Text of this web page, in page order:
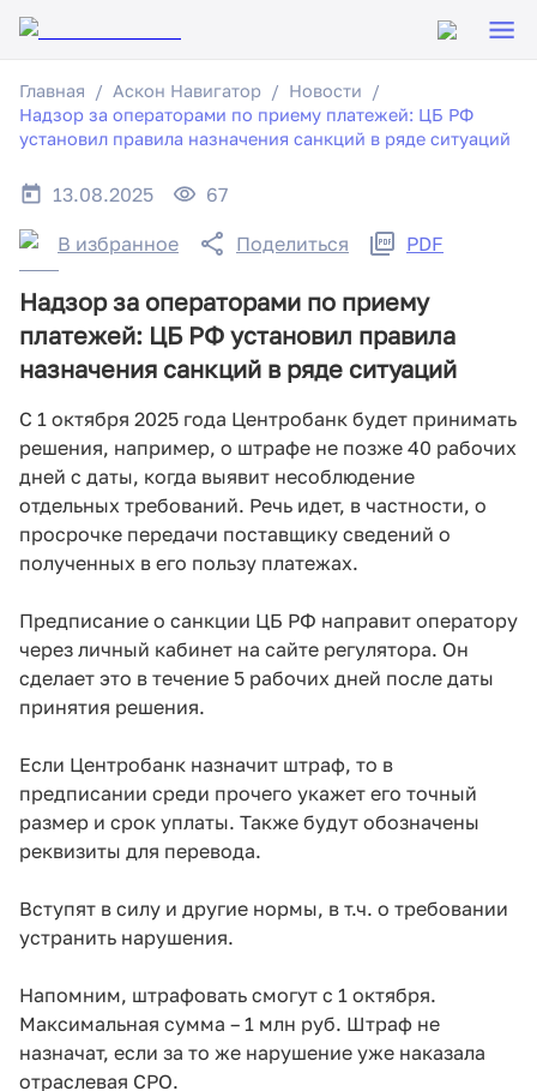
Главная Аскон Навигатор
Новости
Надзор за операторами по приему платежей: ЦБ РФ
установил правила назначения санкций в ряде ситуаций
13.08.2025 67
В избранное Поделиться PDF
Надзор за операторами по приему
платежей: ЦБ РФ установил правила
назначения санкций в ряде ситуаций
С 1 октября 2025 года Центробанк будет принимать
решения, например, о штрафе не позже 40 рабочих
дней с даты, когда выявит несоблюдение
отдельных требований. Речь идет, в частности, о
просрочке передачи поставщику сведений о
полученных в его пользу платежах.
Предписание о санкции ЦБ РФ направит оператору
через личный кабинет на сайте регулятора. Он
сделает это в течение 5 рабочих дней после даты
принятия решения.
Если Центробанк назначит штраф, то в
предписании среди прочего укажет его точный
размер и срок уплаты. Также будут обозначены
реквизиты для перевода.
Вступят в силу и другие нормы, в т.ч. о требовании
устранить нарушения.
Напомним, штрафовать смогут с 1 октября.
Максимальная сумма – 1 млн руб. Штраф не
назначат, если за то же нарушение уже наказала
отраслевая СРО.